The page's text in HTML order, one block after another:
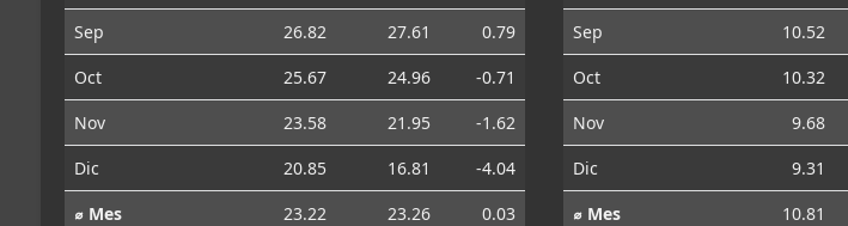
Sep
26.82 27.61
0.79
Oct
25.67 24.96
-0.71
Nov
23.58 21.95
-1.62
Dic
20.85 16.81
-4.04
⌀ Mes
23.22 23.26 0.03
Sep
10.52
Oct
10.32
Nov
9.68
Dic
9.31
⌀ Mes
10.81